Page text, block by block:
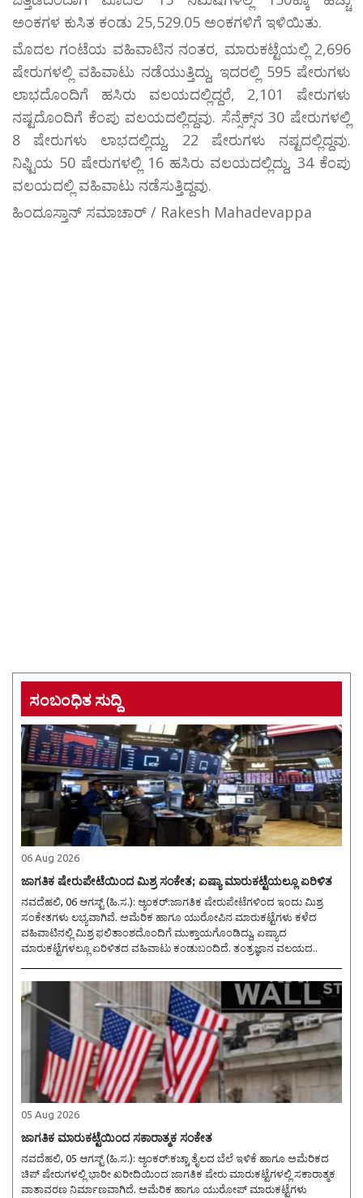
ಅಂಕಗಳ ಕುಸಿತ ಕಂಡು 25,529.05 ಅಂಕಗಳಿಗೆ ಇಳಿಯಿತು.
ಮೊದಲ ಗಂಟೆಯ ವಹಿವಾಟಿನ ನಂತರ, ಮಾರುಕಟ್ಟೆಯಲ್ಲಿ 2,696
ಷೇರುಗಳಲ್ಲಿ ವಹಿವಾಟು ನಡೆಯುತ್ತಿದ್ದು, ಇದರಲ್ಲಿ 595 ಷೇರುಗಳು
ಲಾಭದೊಂದಿಗೆ ಹಸಿರು ವಲಯದಲ್ಲಿದ್ದರೆ, 2,101 ಷೇರುಗಳು
ನಷ್ಟದೊಂದಿಗೆ ಕೆಂಪು ವಲಯದಲ್ಲಿದ್ದವು. ಸೆನ್ಸೆಕ್ಸ್‌ನ 30 ಷೇರುಗಳಲ್ಲಿ
8 ಷೇರುಗಳು ಲಾಭದಲ್ಲಿದ್ದು, 22 ಷೇರುಗಳು ನಷ್ಟದಲ್ಲಿದ್ದವು.
ನಿಫ್ಟಿಯ 50 ಷೇರುಗಳಲ್ಲಿ 16 ಹಸಿರು ವಲಯದಲ್ಲಿದ್ದು, 34 ಕೆಂಪು
ವಲಯದಲ್ಲಿ ವಹಿವಾಟು ನಡೆಸುತ್ತಿದ್ದವು.
ಹಿಂದೂಸ್ತಾನ್ ಸಮಾಚಾರ್ / Rakesh Mahadevappa
ಸಂಬಂಧಿತ ಸುದ್ದಿ
06 Aug 2026
ಜಾಗತಿಕ ಷೇರುಪೇಟೆಯಿಂದ ಮಿಶ್ರ ಸಂಕೇತ; ಏಷ್ಯಾ ಮಾರುಕಟ್ಟೆಯಲ್ಲೂ ಏರಿಳಿತ
ನವದೆಹಲಿ, 06 ಆಗಸ್ಟ್ (ಹಿ.ಸ.): ಆ್ಯಂಕರ್:ಜಾಗತಿಕ ಷೇರುಪೇಟೆಗಳಿಂದ ಇಂದು ಮಿಶ್ರ
ಸಂಕೇತಗಳು ಲಭ್ಯವಾಗಿವೆ. ಅಮೆರಿಕ ಹಾಗೂ ಯುರೋಪಿನ ಮಾರುಕಟ್ಟೆಗಳು ಕಳೆದ
ವಹಿವಾಟಿನಲ್ಲಿ ಮಿಶ್ರ ಫಲಿತಾಂಶದೊಂದಿಗೆ ಮುಕ್ತಾಯಗೊಂಡಿದ್ದು, ಏಷ್ಯಾದ
ಮಾರುಕಟ್ಟೆಗಳಲ್ಲೂ ಏರಿಳಿತದ ವಹಿವಾಟು ಕಂಡುಬಂದಿದೆ. ತಂತ್ರಜ್ಞಾನ ವಲಯದ..
05 Aug 2026
ಜಾಗತಿಕ ಮಾರುಕಟ್ಟೆಯಿಂದ ಸಕಾರಾತ್ಮಕ ಸಂಕೇತ
ನವದೆಹಲಿ, 05 ಆಗಸ್ಟ್ (ಹಿ.ಸ.): ಆ್ಯಂಕರ್:ಕಚ್ಚಾ ತೈಲದ ಬೆಲೆ ಇಳಿಕೆ ಹಾಗೂ ಅಮೆರಿಕದ
ಚಿಪ್ ಷೇರುಗಳಲ್ಲಿ ಭಾರೀ ಖರೀದಿಯಿಂದ ಜಾಗತಿಕ ಷೇರು ಮಾರುಕಟ್ಟೆಗಳಲ್ಲಿ ಸಕಾರಾತ್ಮಕ
ವಾತಾವರಣ ನಿರ್ಮಾಣವಾಗಿದೆ. ಅಮೆರಿಕ ಹಾಗೂ ಯುರೋಪ್ ಮಾರುಕಟ್ಟೆಗಳು